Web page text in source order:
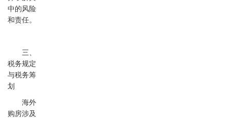
中的风险
和责任。
三、
税务规定
与税务筹
划
海外
购房涉及